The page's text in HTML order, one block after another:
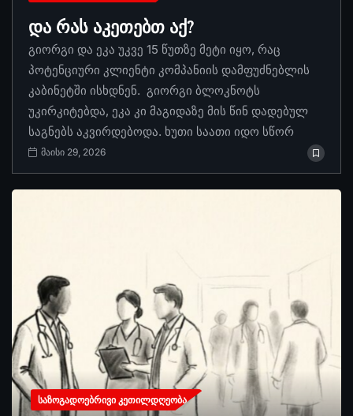
და რას აკეთებთ აქ?
გიორგი და ეკა უკვე 15 წუთზე მეტი იყო, რაც
პოტენციური კლიენტი კომპანიის დამფუძნებლის
კაბინეტში ისხდნენ. გიორგი ბლოკნოტს
უკირკიტებდა, ეკა კი მაგიდაზე მის წინ დადებულ
საგნებს აკვირდებოდა. ხუთი საათი იდო სწორ
მაისი 29, 2026
ᲡᲐᲖᲝᲒᲐᲓᲝᲔᲑᲠᲘᲕᲘ ᲙᲔᲗᲘᲚᲓᲦᲔᲝᲑᲐ